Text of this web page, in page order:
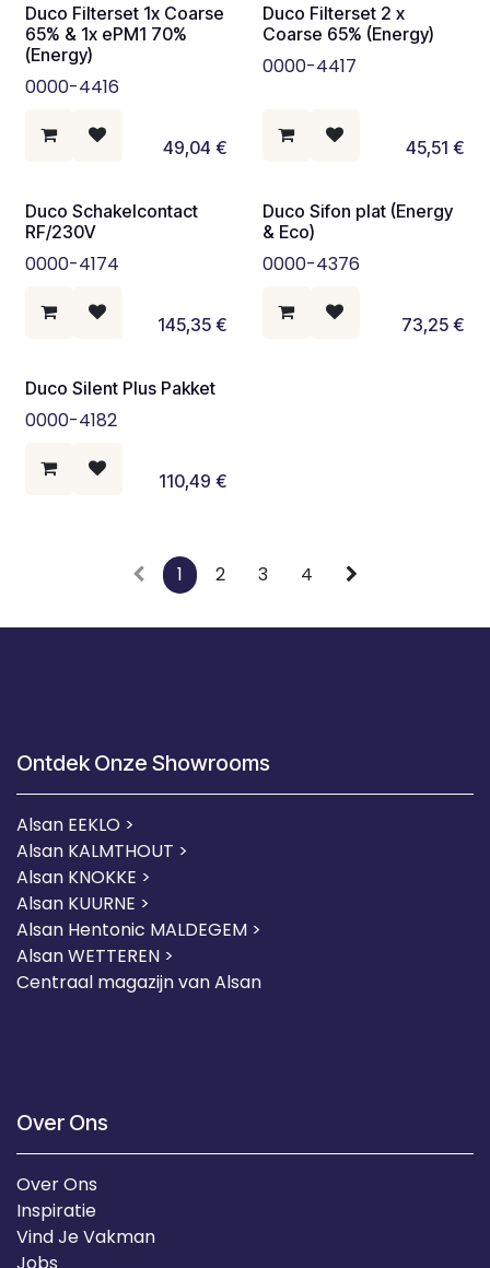
Duco Filterset 1x Coarse
65% & 1x ePM1 70%
(Energy)
0000-4416
49,04 €
Duco Filterset 2 x
Coarse 65% (Energy)
0000-4417
45,51 €
Duco Schakelcontact
RF/230V
0000-4174
145,35€
Duco Sifon plat (Energy
& Eco)
0000-4376
73,25€
Duco Silent Plus Pakket
0000-4182
110,49 €
1 2 3 4
Ontdek Onze Showrooms
Alsan EEKLO >
Alsan KALMTHOUT >
Alsan KNOKKE >
Alsan KUURNE >
Alsan Hentonic MALDEGEM >
Alsan WETTEREN >
Centraal magazijn van Alsan
Over Ons
Over Ons
Inspiratie
Vind Je Vakman
Jobs